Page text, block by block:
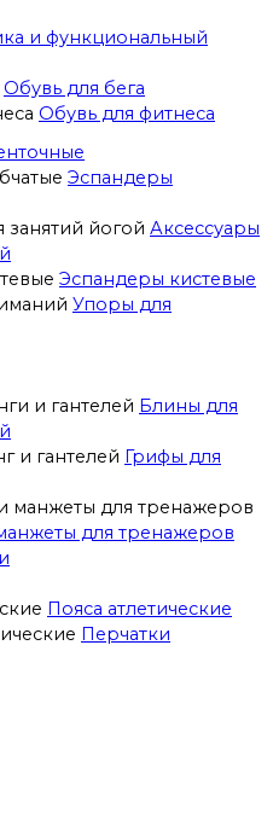
и функциональный
Обувь для бега
Обувь для фитнеса
Эспандеры
Аксессуары
Эспандеры кистевые
Упоры для
Блины для
Грифы для
для тренажеров
Пояса атлетические
Перчатки